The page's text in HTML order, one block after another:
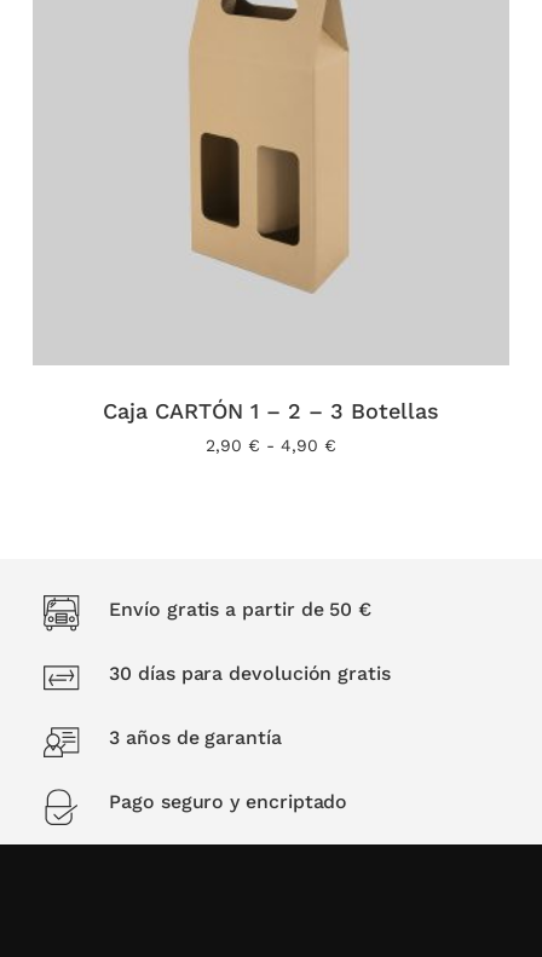
Caja CARTÓN 1 – 2 – 3 Botellas
2,90 € - 4,90 €Rango
Envío gratis a partir de 50 €
30 días para devolución gratis
3 años de garantía
Pago seguro y encriptado